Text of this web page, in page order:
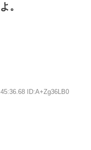
。
ID:A+Zg36LB0